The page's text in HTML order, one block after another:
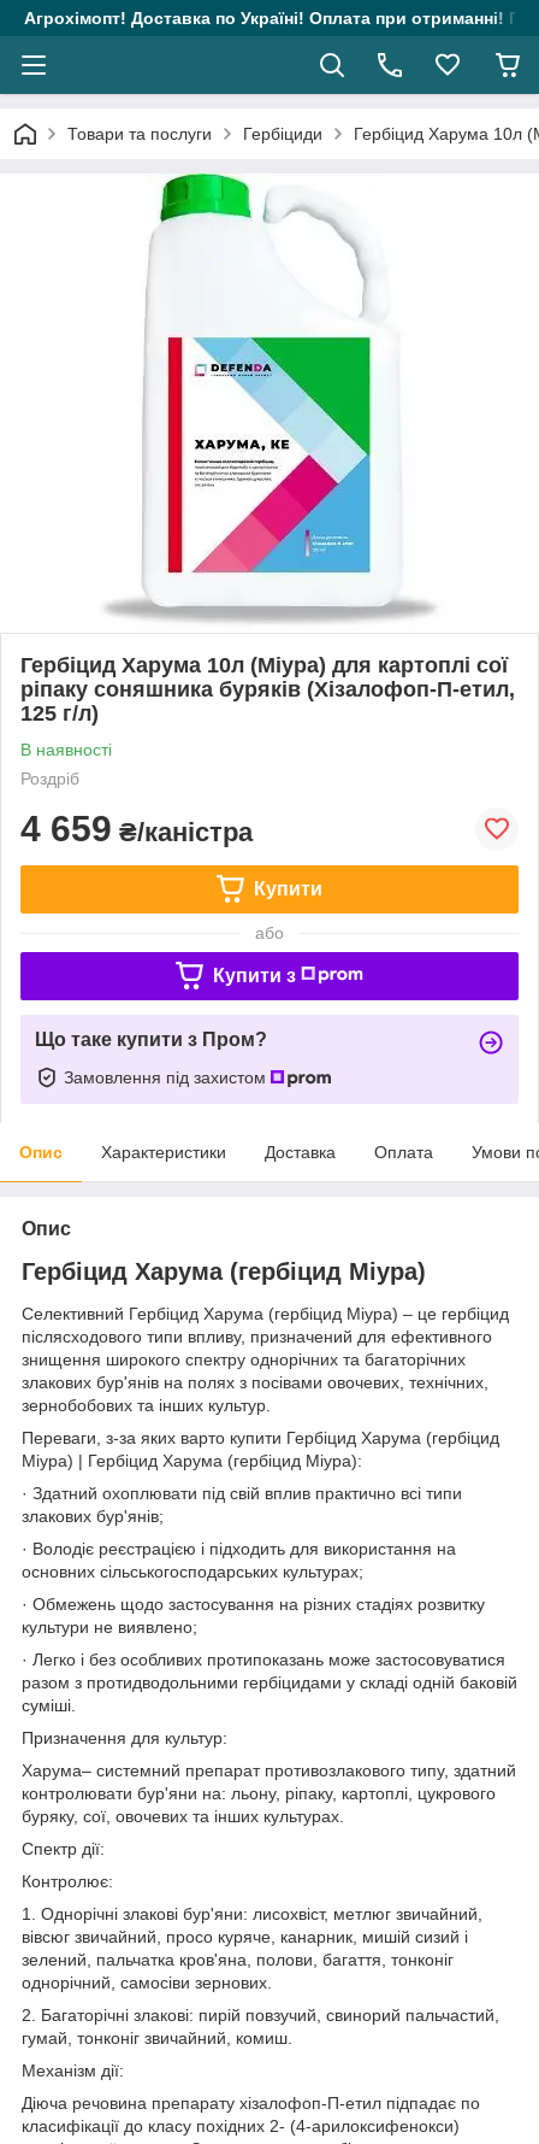
Агрохімопт! Доставка по Україні! Оплата при отриманні!
Товари та послуги Гербіциди Гербіцид Харума 10л
Гербіцид Харума 10л (Міура) для картоплі сої
ріпаку соняшника буряків (Хізалофоп-П-етил,
125 г/л)
В наявності
Роздріб
4 659 ₴/каністра
Купити
або
Купити з
Що таке купити з Пром?
Замовлення під захистом
Опис Характеристики Доставка Оплата Умови
Опис
Гербіцид Харума (гербіцид Міура)
Селективний Гербіцид Харума (гербіцид Міура) – це гербіцид
післясходового типи впливу, призначений для ефективного
знищення широкого спектру однорічних та багаторічних
злакових бур'янів на полях з посівами овочевих, технічних,
зернобобових та інших культур.
Переваги, з-за яких варто купити Гербіцид Харума (гербіцид
Міура) | Гербіцид Харума (гербіцид Міура):
· Здатний охоплювати під свій вплив практично всі типи
злакових бур'янів;
· Володіє реєстрацією і підходить для використання на
основних сільськогосподарських культурах;
· Обмежень щодо застосування на різних стадіях розвитку
культури не виявлено;
· Легко і без особливих протипоказань може застосовуватися
разом з протидводольними гербіцидами у складі одній баковій
суміші.
Призначення для культур:
Харума– системний препарат противозлакового типу, здатний
контролювати бур'яни на: льону, ріпаку, картоплі, цукрового
буряку, сої, овочевих та інших культурах.
Спектр дії:
Контролює:
1. Однорічні злакові бур'яни: лисохвіст, метлюг звичайний,
вівсюг звичайний, просо куряче, канарник, мишій сизий і
зелений, пальчатка кров'яна, полови, багаття, тонконіг
однорічний, самосіви зернових.
2. Багаторічні злакові: пирій повзучий, свинорий пальчастий,
гумай, тонконіг звичайний, комиш.
Механізм дії:
Діюча речовина препарату хізалофоп-П-етил підпадає по
класифікації до класу похідних 2- (4-арилоксифенокси)